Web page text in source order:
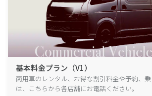
基本料金プラン（V1）
商用車のレンタル、お得な割引料金や予約、
は、こちらから各店舗にお電話ください。